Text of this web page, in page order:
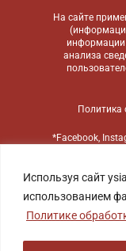
Используя сайт
использованием
Политике
На сайте
информации
анализа
Политика
*Facebook,